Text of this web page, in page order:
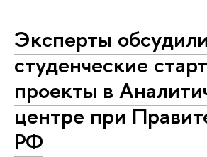
Эксперты обсудили
студенческие
проекты в
центре при
РФ